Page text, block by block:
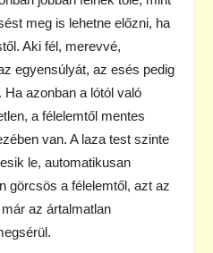
meg is lehetne előzni, ha
Aki fél, merevvé,
egyensúlyát, az esés pedig
azonban a lótól való
a félelemtől mentes
van. A laza test szinte
le, automatikusan
görcsös a félelemtől, azt az
az ártalmatlan